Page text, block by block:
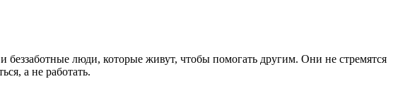
беззаботные люди, которые живут, чтобы помогать другим. Они не стремятся
а не работать.